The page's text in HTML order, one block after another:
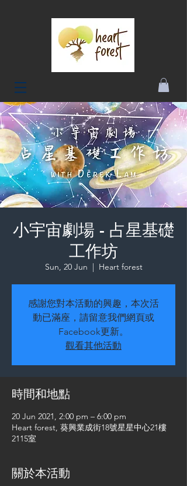
小宇宙劇場 - 占星基礎
工作坊
Sun, 20 Jun
  |
Heart forest
感謝您對本活動的興趣，本次活
動已滿座，請留意我們網頁或
Facebook更新。
觀看其他活動
時間和地點
20 Jun 2021, 2:00 pm – 6:00 pm
Heart forest, 葵興業成街18號星星中心21樓
2115室
關於本活動